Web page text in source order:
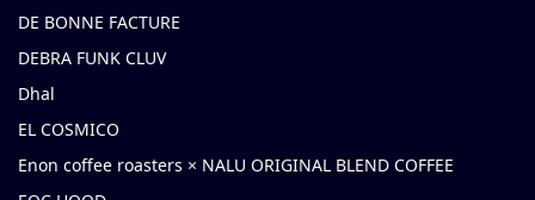
DE BONNE FACTURE
DEBRA FUNK CLUV
Dhal
EL COSMICO
Enon coffee roasters × NALU ORIGINAL BLEND COFFEE